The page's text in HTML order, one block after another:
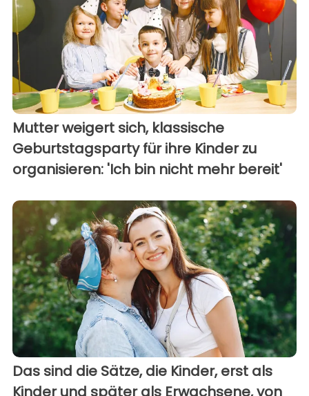
Mutter weigert sich, klassische
Geburtstagsparty für ihre Kinder zu
organisieren: 'Ich bin nicht mehr bereit'
Das sind die Sätze, die Kinder, erst als
Kinder und später als Erwachsene, von